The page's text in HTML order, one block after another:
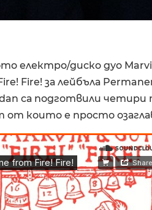
електро/диско дуо
Fire! за лейбъла
са подготвили
които е просто